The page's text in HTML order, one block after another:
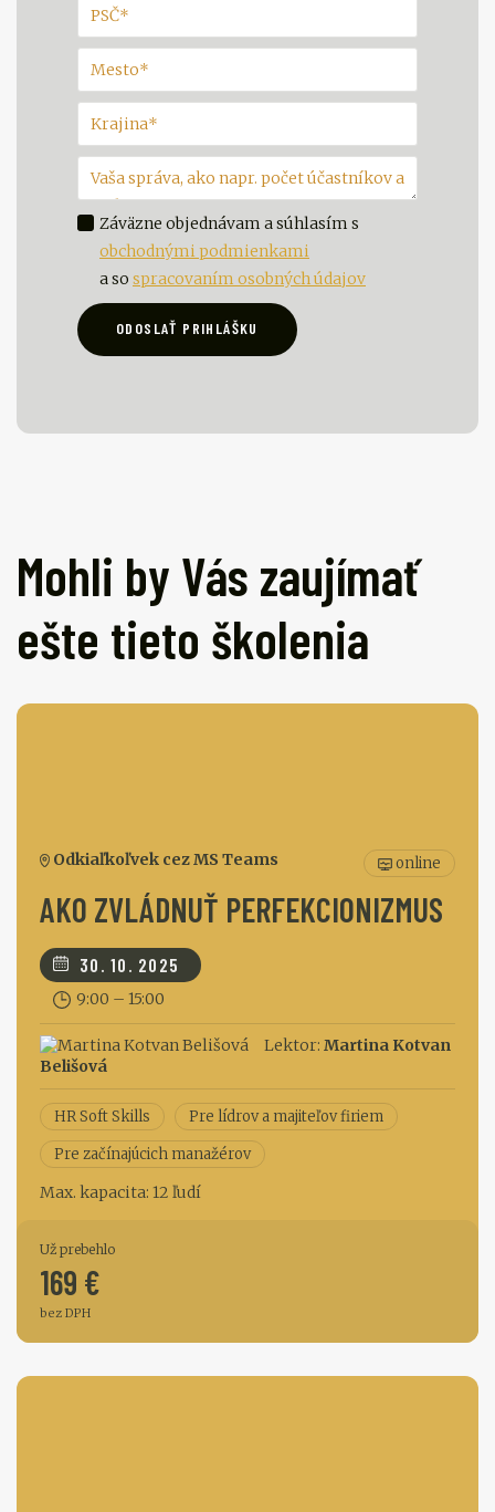
Záväzne objednávam a súhlasím s
obchodnými podmienkami
a so spracovaním osobných údajov
ODOSLAŤ PRIHLÁŠKU
Mohli by Vás zaujímať
ešte tieto školenia
Odkiaľkoľvek cez MS Teams online
AKO ZVLÁDNUŤ PERFEKCIONIZMUS
30. 10. 2025
9:00 – 15:00
Lektor: Martina Kotvan
Belišová
HR Soft Skills
Pre lídrov a majiteľov firiem
Pre začínajúcich manažérov
Max. kapacita: 12 ľudí
Už prebehlo
169 €
bez DPH